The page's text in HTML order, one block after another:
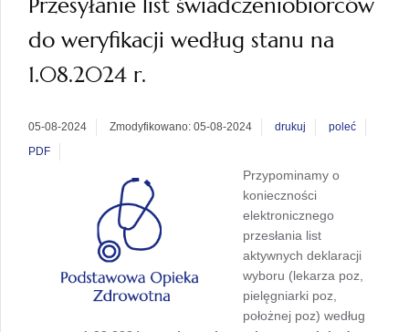
do weryfikacji według stanu na
1.08.2024 r.
05-08-2024 Zmodyfikowano: 05-08-2024 drukuj
poleć
PDF
Przypominamy o
konieczności
elektronicznego
przesłania list
aktywnych deklaracji
wyboru (lekarza poz,
pielęgniarki poz,
położnej poz) według